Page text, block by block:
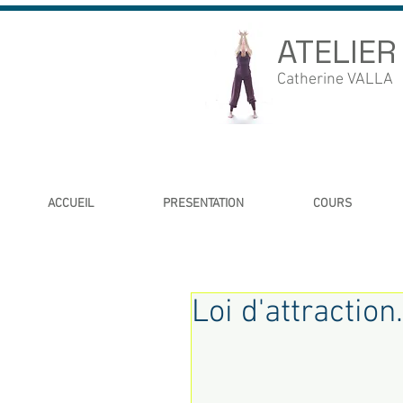
Catherine VALLA
ACCUEIL PRESENTATION COURS
Loi